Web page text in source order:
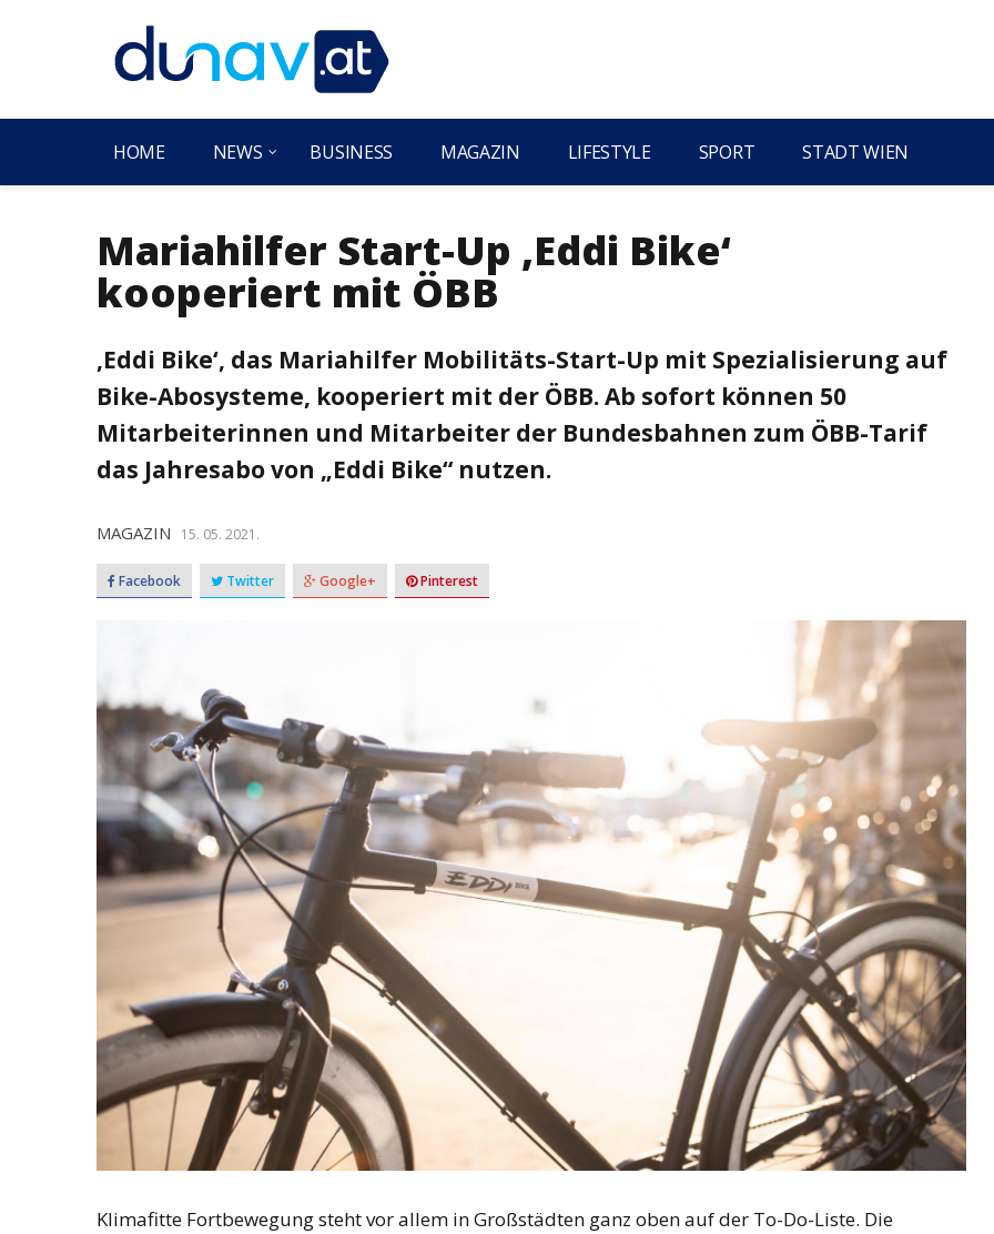
HOME NEWS BUSINESS MAGAZIN LIFESTYLE SPORT STADT WIEN
Mariahilfer Start-Up ‚Eddi Bike‘
kooperiert mit ÖBB
‚Eddi Bike‘, das Mariahilfer Mobilitäts-Start-Up mit Spezialisierung auf
Bike-Abosysteme, kooperiert mit der ÖBB. Ab sofort können 50
Mitarbeiterinnen und Mitarbeiter der Bundesbahnen zum ÖBB-Tarif
das Jahresabo von „Eddi Bike“ nutzen.
MAGAZIN 15. 05. 2021.
Facebook Twitter Google+ Pinterest
Klimafitte Fortbewegung steht vor allem in Großstädten ganz oben auf der To-Do-Liste. Die